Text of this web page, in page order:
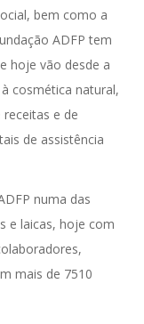
bem como a
ADFP tem
hoje vão desde a
cosmética natural,
e de
de assistência
numa das
e laicas, hoje com
mais de 7510